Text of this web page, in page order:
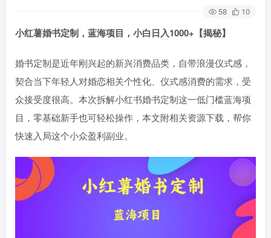
58 10
小红薯婚书定制，蓝海项目，小白日入1000+【揭秘】
婚书定制是近年刚兴起的新兴消费品类，自带浪漫仪式感，
契合当下年轻人对婚恋相关个性化、仪式感消费的需求，受
众接受度很高。本次拆解小红书婚书定制这一低门槛蓝海项
目，零基础新手也可轻松操作，本文附相关资源下载，帮你
快速入局这个小众盈利副业。